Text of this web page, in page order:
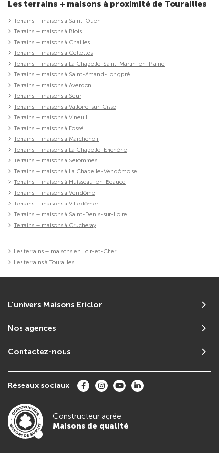
Les terrains + maisons à proximité de Tourailles
Terrains + maisons à Saint-Ouen
Terrains + maisons à Blois
Terrains + maisons à Chailles
Terrains + maisons à Cellettes
Terrains + maisons à La Chapelle-Saint-Martin-en-Plaine
Terrains + maisons à Saint-Amand-Longpré
Terrains + maisons à Averdon
Terrains + maisons à Seur
Terrains + maisons à Valloire-sur-Cisse
Terrains + maisons à Vineuil
Terrains + maisons à Fossé
Terrains + maisons à Marchenoir
Terrains + maisons à La Chapelle-Enchérie
Terrains + maisons à Selommes
Terrains + maisons à La Chapelle-Vendômoise
Terrains + maisons à Huisseau-en-Beauce
Terrains + maisons à Vendôme
Terrains + maisons à Villedômer
Terrains + maisons à Saint-Denis-sur-Loire
Terrains + maisons à Crucheray
Les terrains + maisons en Loir-et-Cher
Les terrains à Tourailles
L'univers Maisons Ericlor
Nos agences
Contactez-nous
Réseaux sociaux
Constructeur agrée
Maisons de qualité